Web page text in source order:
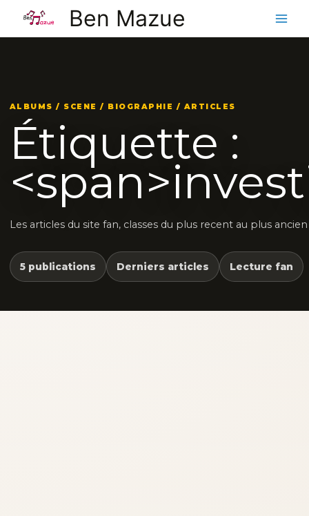
contenu
Ben Mazue
ALBUMS / SCENE / BIOGRAPHIE / ARTICLES
Étiquette :
Les articles du site fan, classes du plus recent au plus
5 publications Derniers articles Lecture fan